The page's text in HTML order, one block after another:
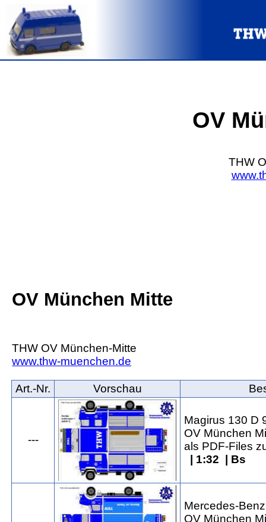
OV
THW
OV München Mitte
THW OV München-Mitte
www.thw-muenchen.de
Art.‑Nr. Vorschau
---
Magirus 130 D
OV München
als PDF-Files
| 1:32 | Bs
Mercedes-
OV München